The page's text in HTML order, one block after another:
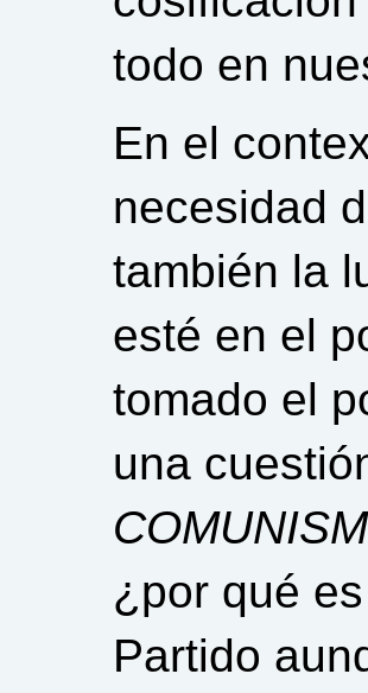
todo en
En el
necesidad
también la
esté en el
tomado el
una
¿por qué
Partido